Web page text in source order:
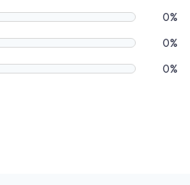
0%
0%
0%